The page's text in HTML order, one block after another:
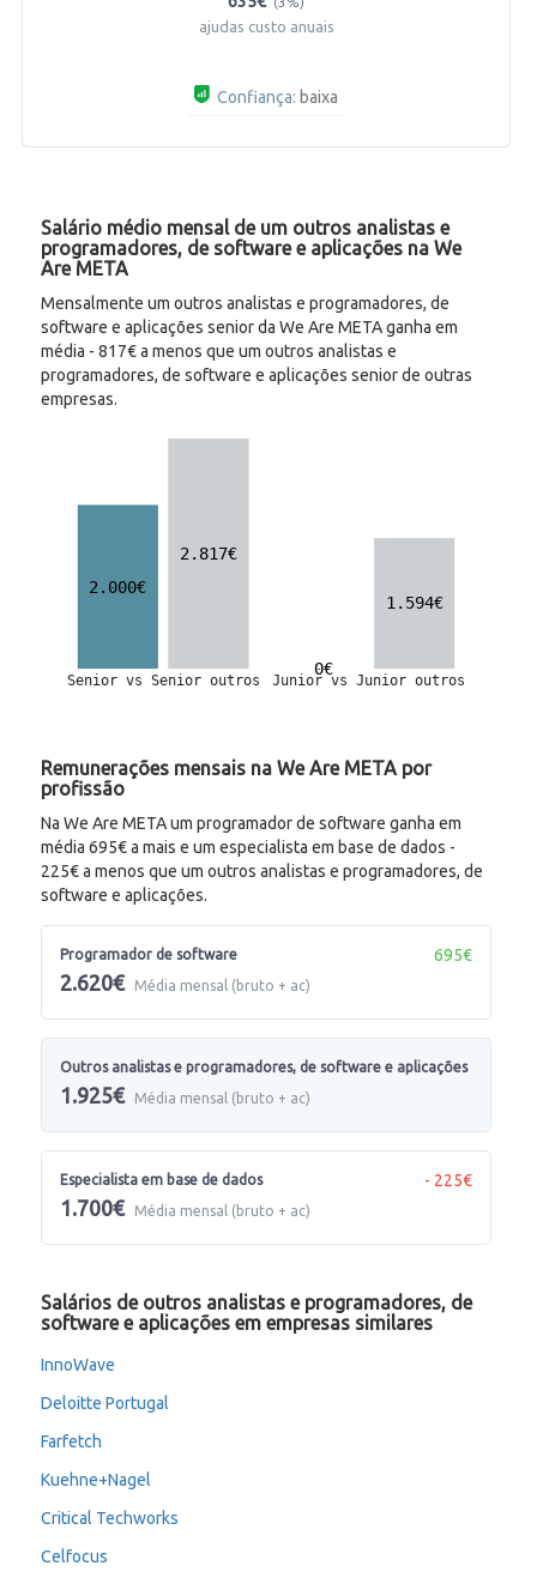
ajudas custo anuais
Confiança: baixa
Salário médio mensal de um outros analistas e
programadores, de software e aplicações na We
Are META
Mensalmente um outros analistas e programadores, de
software e aplicações senior da We Are META ganha em
média - 817€ a menos que um outros analistas e
programadores, de software e aplicações senior de outras
empresas.
Remunerações mensais na We Are META por
profissão
Na We Are META um programador de software ganha em
média 695€ a mais e um especialista em base de dados -
225€ a menos que um outros analistas e programadores, de
software e aplicações.
Programador de software
2.620€ Média mensal (bruto + ac)
695€
Outros analistas e programadores, de software e aplicações
1.925€ Média mensal (bruto + ac)
Especialista em base de dados
1.700€ Média mensal (bruto + ac)
- 225€
Salários de outros analistas e programadores, de
software e aplicações em empresas similares
InnoWave
Deloitte Portugal
Farfetch
Kuehne+Nagel
Critical Techworks
Celfocus